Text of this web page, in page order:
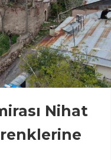
Nihat
renklerine